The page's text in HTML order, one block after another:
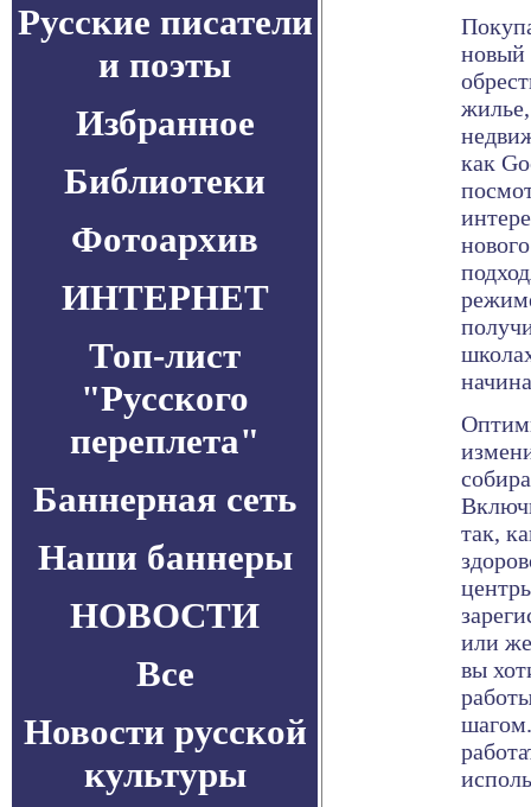
Русские писатели
и поэты
Избранное
Библиотеки
Фотоархив
ИНТЕРНЕТ
Топ-лист
"Русского
переплета"
Баннерная сеть
Наши баннеры
НОВОСТИ
Все
Новости русской
культуры
новый
как
так,
или
вы